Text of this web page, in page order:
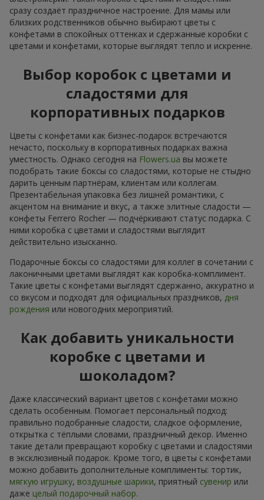
сразу создаёт праздничное настроение. Для мамы или
близких родственников обычно выбирают цветы с
конфетами в спокойных оттенках и сдержанные коробки с
цветами и конфетами, которые выглядят тепло и искренне.
Выбор коробок с цветами и
сладостями для
корпоративных подарков
Цветы с конфетами как бизнес-подарок встречаются
нечасто, поскольку в корпоративных подарках важна
уместность. Однако сегодня на Flowers.ua вы можете
подобрать такие боксы со сладостями, которые не стыдно
дарить ценным партнёрам, клиентам или коллегам.
Презентабельная упаковка без лишней романтики, с
акцентом на внимание и вкус, а также элитные сладости —
конфеты Ferrero Rocher — подчёркивают статус подарка. С
ними коробка с цветами и сладостями выглядит
действительно изысканно.
Подарочные боксы со сладостями для коллег в сочетании с
лаконичными цветами выглядят как коробка-комплимент.
Такие цветы с конфетами выглядят сдержанно, аккуратно и
со вкусом и подходят для официальных праздников, дня
рождения или новогодних мероприятий.
Как добавить уникальности
коробке с цветами и
шоколадом?
Даже классический вариант цветов с конфетами можно
сделать особенным. Помогает персональный подход:
правильно подобранные сладости, сладкое оформление,
открытка с тёплыми словами, праздничный декор. Именно
такие детали превращают коробку с цветами и сладостями
в эксклюзивный подарок. Кроме того, в цветы с конфетами
можно добавить дополнительные комплименты: тортик,
мягкую игрушку, воздушные шарики, приятный сувенир или
даже целый подарочный набор.